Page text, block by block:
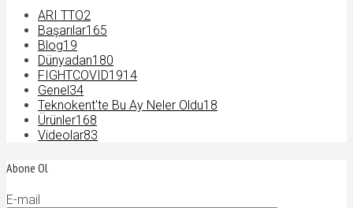
ARI TTO2
Başarılar165
Blog19
Dünyadan180
FIGHTCOVID1914
Genel 34
Teknokent'te Bu Ay Neler Oldu18
Ürünler168
Videolar83
Abone Ol
E-mail